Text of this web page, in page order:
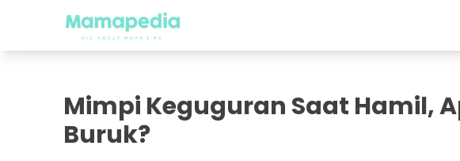
Mimpi Keguguran Saat Hamil,
Buruk?